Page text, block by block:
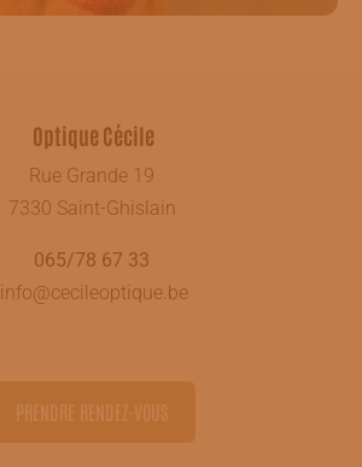
Optique Cécile
Rue Grande 19
7330 Saint-Ghislain
065/78 67 33
info@cecileoptique.be
PRENDRE RENDEZ-VOUS